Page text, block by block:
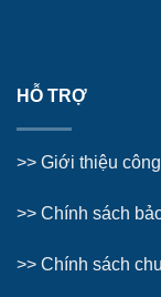
HỖ TRỢ
>> Giới thiệu
>> Chính sách
>> Chính sách